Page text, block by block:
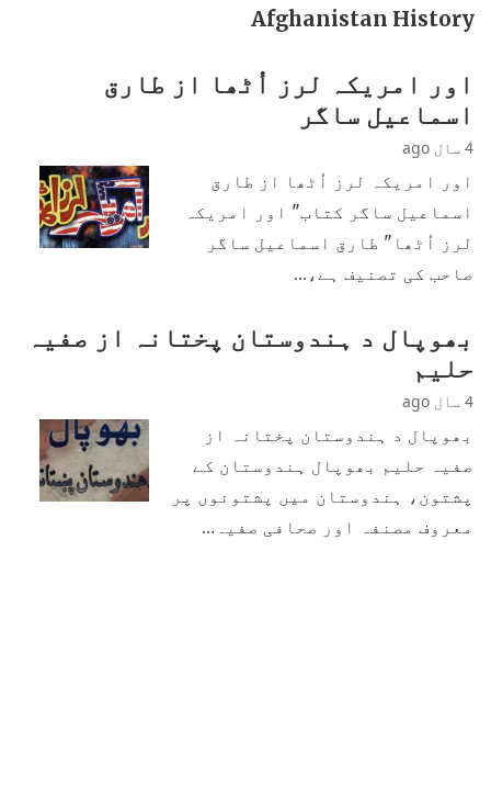
Afghanistan History
اور امریکہ لرز اُٹھا از طارق
اسماعیل ساگر
4 سال ago
اور امریکہ لرز اُٹھا از طارق
اسماعیل ساگر کتاب" اور امریکہ
لرز اُٹھا" طارق اسماعیل ساگر
صاحب کی تصنیف ہے،…
بھوپال د ہندوستان پختانہ از صفیہ
حلیم
4 سال ago
بھوپال د ہندوستان پختانہ از
صفیہ حلیم بھوپال ہندوستان کے
پشتون، ہندوستان میں پشتونوں پر
معروف مصنفہ اور صحافی صفیہ…